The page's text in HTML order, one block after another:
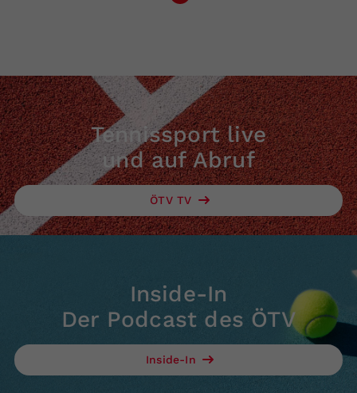
Tennissport live
und auf Abruf
ÖTV TV
Inside-In
Der Podcast des ÖTV
Inside-In